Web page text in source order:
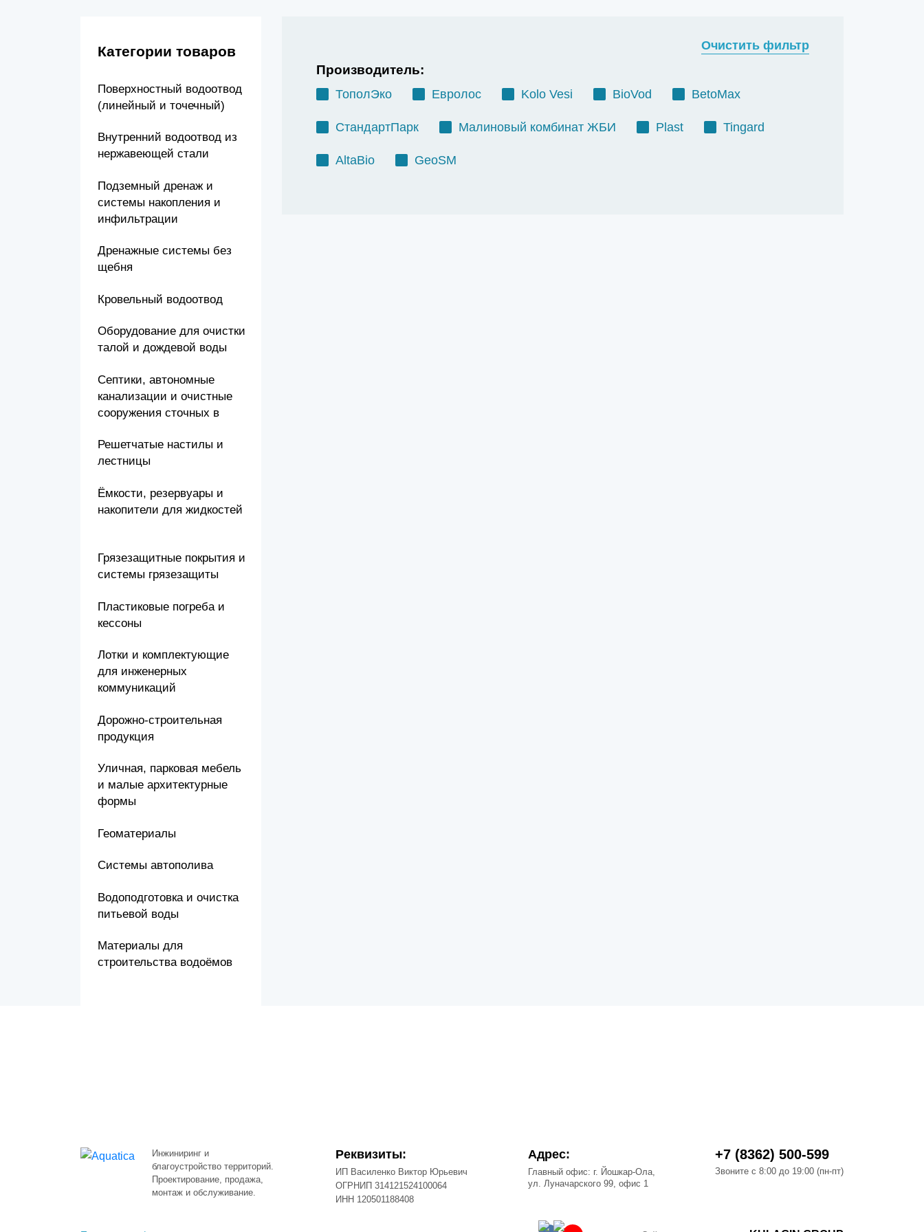
Категории товаров
Поверхностный водоотвод
(линейный и точечный)
Внутренний водоотвод из
нержавеющей стали
Подземный дренаж и
системы накопления и
инфильтрации
Дренажные системы без
щебня
Кровельный водоотвод
Оборудование для очистки
талой и дождевой воды
Септики, автономные
канализации и очистные
сооружения сточных в
Решетчатые настилы и
лестницы
Ёмкости, резервуары и
накопители для жидкостей
Грязезащитные покрытия и
системы грязезащиты
Пластиковые погреба и
кессоны
Лотки и комплектующие
для инженерных
коммуникаций
Дорожно-строительная
продукция
Уличная, парковая мебель
и малые архитектурные
формы
Геоматериалы
Системы автополива
Водоподготовка и очистка
питьевой воды
Материалы для
строительства водоёмов
Производитель:
ТополЭко Евролос Kolo Vesi BioVod BetoMax
СтандартПарк Малиновый комбинат ЖБИ Plast Tingard
AltaBio GeoSM
Очистить фильтр
Инжиниринг и
благоустройство территорий.
Проектирование, продажа,
монтаж и обслуживание.
Реквизиты:
ИП Василенко Виктор Юрьевич
ОГРНИП 314121524100064
ИНН 120501188408
Адрес:
Главный офис: г. Йошкар-Ола,
ул. Луначарского 99, офис 1
+7 (8362) 500-599
Звоните с 8:00 до 19:00 (пн-пт)